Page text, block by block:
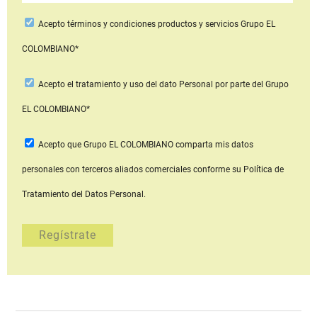
Aceptotérminos y condiciones productos y serviciosGrupo EL
COLOMBIANO*
Acepto el tratamiento y uso del dato Personal por parte del Grupo
EL COLOMBIANO*
Acepto que Grupo EL COLOMBIANOcomparta mis datos
personales con terceros aliados comerciales conforme su Política de
Tratamiento del Datos Personal.